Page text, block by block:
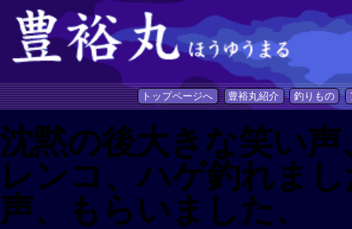
トップページへ 豊裕丸紹介 釣りもの
沈黙の後大きな笑い
レンコ、ハゲ釣れま
声、もらいました、